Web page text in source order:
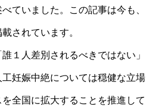
ていました。この記事は今も、
されています。
１人差別されるべきではない」
妊娠中絶については穏健な立場
全国に拡大することを推進して